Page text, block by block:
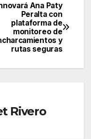
Ana Paty
Peralta con
plataforma de
monitoreo de
y
rutas seguras
Rivero